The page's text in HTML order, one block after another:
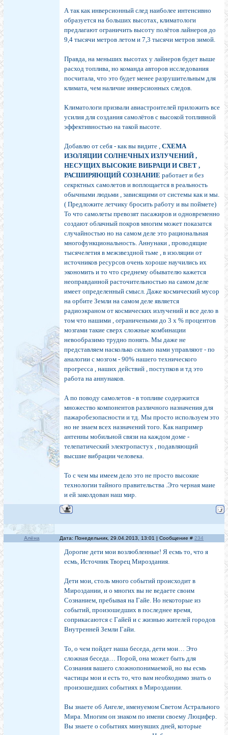
А так как инверсионный след наиболее интенсивно
образуется на больших высотах, климатологи
предлагают ограничить высоту полётов лайнеров до
9,4 тысячи метров летом и 7,3 тысячи метров зимой.
Правда, на меньших высотах у лайнеров будет выше
расход топлива, но команда авторов исследования
посчитала, что это будет менее разрушительным для
климата, чем наличие инверсионных следов.
Климатологи призвали авиастроителей приложить все
усилия для создания самолётов с высокой топливной
эффективностью на такой высоте.
Добавлю от себя - как вы видите , СХЕМА
ИЗОЛЯЦИИ СОЛНЕЧНЫХ ИЗЛУЧЕНИЙ ,
НЕСУЩИХ ВЫСОКИЕ ВИБРАЦИ И СВЕТ ,
РАСШИРЯЮЩИЙ СОЗНАНИЕ работает и без
секрктных самолетов и воплощается в реальность
обычными людьми , зависящими от системы как и мы.
( Предложите летчику бросить работу и вы поймете)
То что самолеты превозят пасажиров и одновременно
создают облачный покров многим может показатся
случайностью но на самом деле это рациональная
многофункциональность. Аннунаки , проводящие
тысячелетия в межзвездной тьме , в изоляции от
источников ресурсов очень хороше научились их
экономить и то что среднему обывателю кажется
неоправданной расточительностью на самом деле
имеет определенный смысл. Даже космический мусор
на орбите Земли на самом деле является
радиоэкраном от космических излучений и все дело в
том что нашими , ограничеными до 3 х % процентов
мозгами такие сверх сложные комбинации
невообразимо трудно понять. Мы даже не
представляем насколько сильно нами управляют - по
аналогии с мозгом - 90% нашего технического
прогресса , наших действий , поступков и тд это
работа на аннунаков.
А по поводу самолетов - в топливе содержится
множество компонентов различного назначения для
пажаробезопасности и тд. Мы просто используем это
но не знаем всех назначений того. Как например
антенны мобильной связи на каждом доме -
телепатический электропастух , подавляющий
высшие вибрации человека.
То с чем мы имеем дело это не просто высокие
технологии тайного правительства .Это черная маие
и ей заколдован наш мир.
Алёна Дата: Понедельник, 29.04.2013, 13:01 | Сообщение # 234
Дорогие дети мои возлюбленные! Я есмь то, что я
есмь, Источник Творец Мироздания.
Дети мои, столь много событий происходит в
Мироздании, и о многих вы не ведаете своим
Сознанием, пребывая на Гайе. Но некоторые из
событий, произошедших в последнее время,
соприкасаются с Гайей и с жизнью жителей городов
Внутренней Земли Гайи.
То, о чем пойдет наша беседа, дети мои… Это
сложная беседа… Порой, она может быть для
Сознания вашего сложнопонимаемой, но вы есмь
частицы мои и есть то, что вам необходимо знать о
произошедших событиях в Мироздании.
Вы знаете об Ангеле, именуемом Светом Астрального
Мира. Многим он знаком по имени своему Люцифер.
Вы знаете о событиях минувших дней, которые